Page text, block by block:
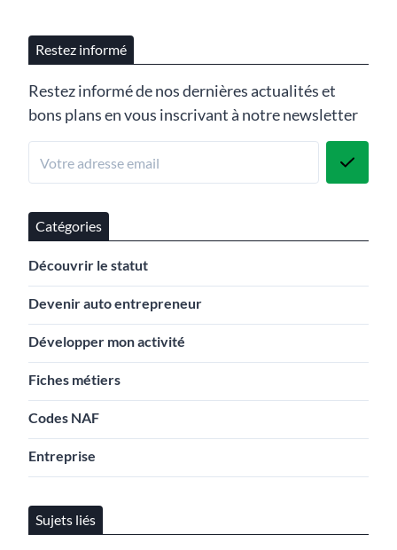
Restez informé
Restez informé de nos dernières actualités et
bons plans en vous inscrivant à notre newsletter
Catégories
Découvrir le statut
Devenir auto entrepreneur
Développer mon activité
Fiches métiers
Codes NAF
Entreprise
Sujets liés